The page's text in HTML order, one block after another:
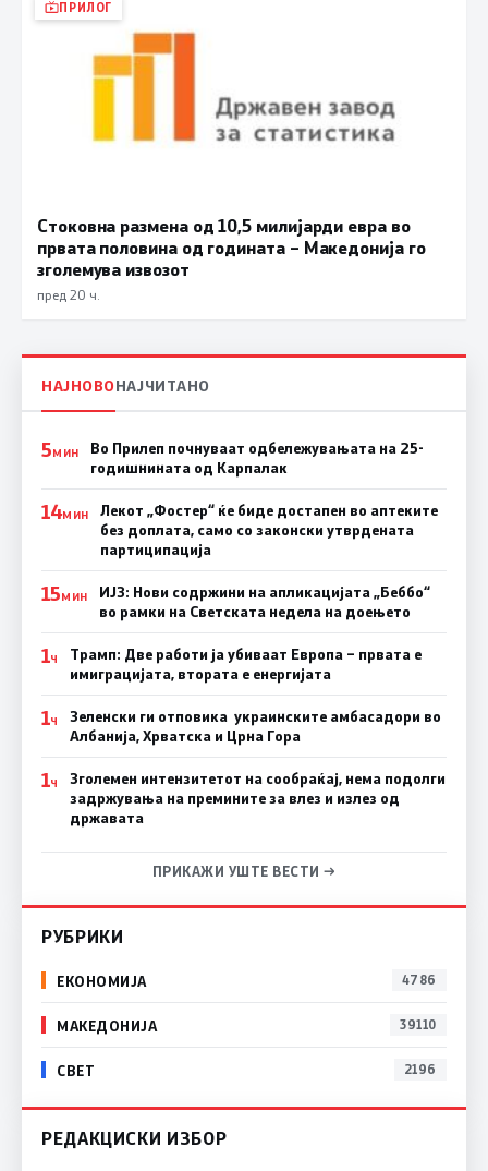
ПРИЛОГ
Стоковна размена од 10,5 милијарди евра во
првата половина од годината – Македонија го
зголемува извозот
пред 20 ч.
НАЈНОВОНАЈЧИТАНО
5МИН
Во Прилеп почнуваат одбележувањата на 25-
годишнината од Карпалак
14МИН
Лекот „Фостер“ ќе биде достапен во аптеките
без доплата, само со законски утврдената
партиципација
15МИН
ИЈЗ: Нови содржини на апликацијата „Беббо“
во рамки на Светската недела на доењето
1Ч
Трамп: Две работи ја убиваат Европа – првата е
имиграцијата, втората е енергијата
1Ч
Зеленски ги отповика украинските амбасадори во
Албанија, Хрватска и Црна Гора
1Ч
Зголемен интензитетот на сообраќај, нема подолги
задржувања на премините за влез и излез од
државата
ПРИКАЖИ УШТЕ ВЕСТИ →
РУБРИКИ
ЕКОНОМИЈА 4786
МАКЕДОНИЈА 39110
СВЕТ 2196
РЕДАКЦИСКИ ИЗБОР